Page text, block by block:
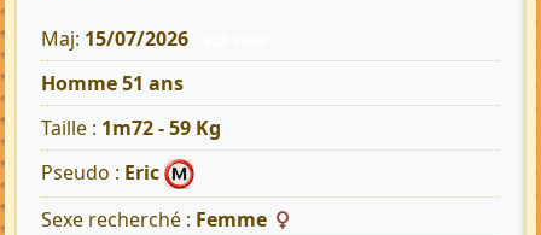
Maj: 15/07/2026
Homme 51 ans
Taille : 1m72 - 59 Kg
Pseudo : Eric
Sexe recherché : Femme